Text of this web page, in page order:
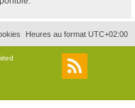
r
c
r
Heures au format UTC+02:00